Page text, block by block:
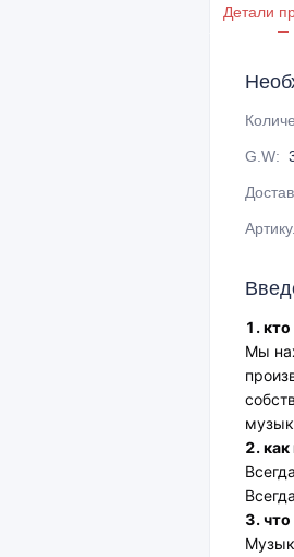
Детали
G.W:
1.
Мы
2.
3.